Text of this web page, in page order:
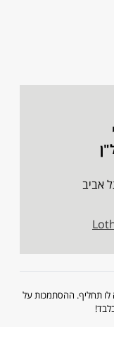
לו תחליף. ההסתמכות על